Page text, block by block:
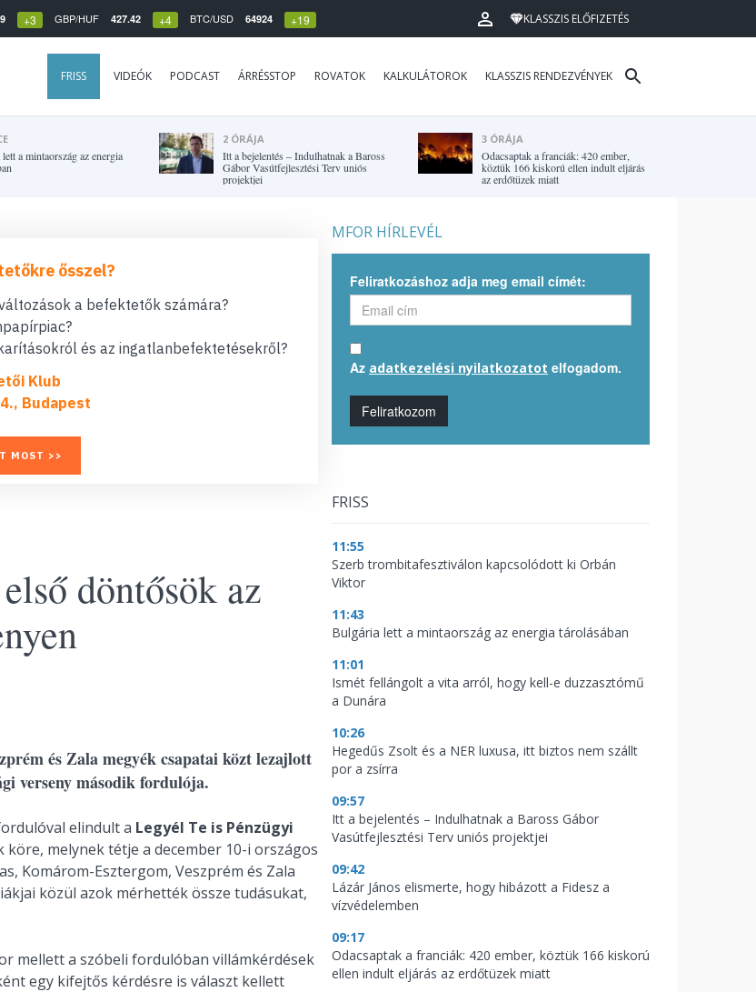
+3 GBP/HUF 427.42 +4 BTC/USD 64924 +19 KLASSZIS ELŐFIZETÉS
FRISS VIDEÓK PODCAST ÁRRÉSSTOP ROVATOK KALKULÁTOROK KLASSZIS RENDEZVÉNYEK
a mintaország az energia
2 ÓRÁJA
Itt a bejelentés – Indulhatnak a Baross
Gábor Vasútfejlesztési Terv uniós
projektjei
3 ÓRÁJA
Odacsaptak a franciák: 420 ember,
köztük 166 kiskorú ellen indult eljárás
az erdőtüzek miatt
ősszel?
a befektetők számára?
és az ingatlanbefektetésekről?
Klub
Budapest
MOST >>
döntősök az
és Zala megyék csapatai közt lezajlott
verseny második fordulója.
elindult a Legyél Te is Pénzügyi
melynek tétje a december 10-i országos
Komárom-Esztergom, Veszprém és Zala
közül azok mérhették össze tudásukat,
mellett a szóbeli fordulóban villámkérdések
egy kifejtős kérdésre is választ kellett
MFOR HÍRLEVÉL
Feliratkozáshoz adja meg email címét:
Az adatkezelési nyilatkozatot elfogadom.
Feliratkozom
FRISS
11:55
Szerb trombitafesztiválon kapcsolódott ki Orbán
Viktor
11:43
Bulgária lett a mintaország az energia tárolásában
11:01
Ismét fellángolt a vita arról, hogy kell-e duzzasztómű
a Dunára
10:26
Hegedűs Zsolt és a NER luxusa, itt biztos nem szállt
por a zsírra
09:57
Itt a bejelentés – Indulhatnak a Baross Gábor
Vasútfejlesztési Terv uniós projektjei
09:42
Lázár János elismerte, hogy hibázott a Fidesz a
vízvédelemben
09:17
Odacsaptak a franciák: 420 ember, köztük 166 kiskorú
ellen indult eljárás az erdőtüzek miatt